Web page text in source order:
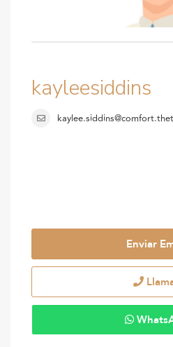
kayleesiddins
Enviar